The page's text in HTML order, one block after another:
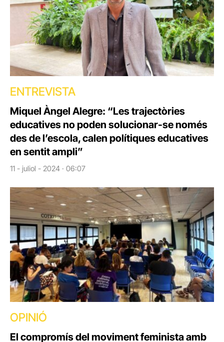
ENTREVISTA
Miquel Àngel Alegre: “Les trajectòries
educatives no poden solucionar-se només
des de l’escola, calen polítiques educatives
en sentit ampli”
11 - juliol - 2024 · 06:07
OPINIÓ
El compromís del moviment feminista amb